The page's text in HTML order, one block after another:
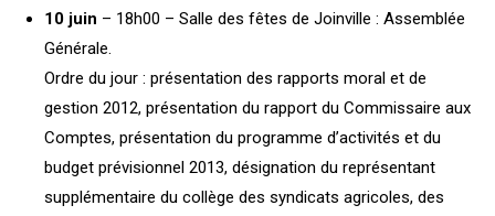
10 juin – 18h00 – Salle des fêtes de Joinville : Assemblée
Générale.
Ordre du jour : présentation des rapports moral et de
gestion 2012, présentation du rapport du Commissaire aux
Comptes, présentation du programme d’activités et du
budget prévisionnel 2013, désignation du représentant
supplémentaire du collège des syndicats agricoles, des